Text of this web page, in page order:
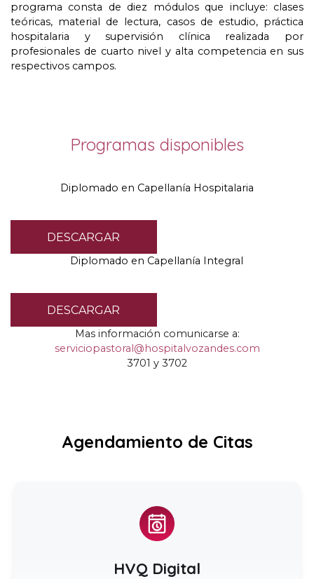
programa consta de diez módulos que incluye: clases
teóricas, material de lectura, casos de estudio, práctica
hospitalaria y supervisión clínica realizada por
profesionales de cuarto nivel y alta competencia en sus
respectivos campos.
Programas disponibles
Diplomado en Capellanía Hospitalaria
DESCARGAR
Diplomado en Capellanía Integral
DESCARGAR
Mas información comunicarse a:
serviciopastoral@hospitalvozandes.com
3701 y 3702
Agendamiento de Citas
HVQ Digital